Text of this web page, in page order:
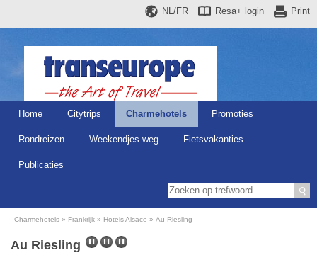
Print
Resa+ login
NL/FR
Home Citytrips Charmehotels Promoties
Rondreizen Weekendjes weg Fietsvakanties
Publicaties
Charmehotels Frankrijk Hotels Alsace Au Riesling
Au Riesling